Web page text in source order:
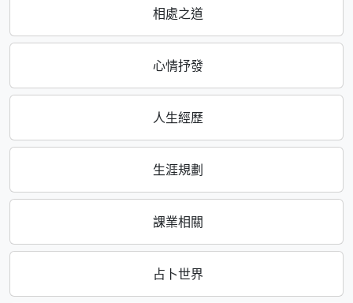
相處之道
心情抒發
人生經歷
生涯規劃
課業相關
占卜世界